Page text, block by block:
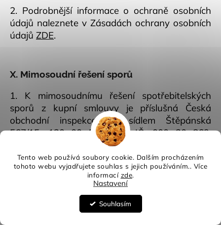
Tento web používá soubory cookie. Dalším procházením
tohoto webu vyjadřujete souhlas s jejich používáním.. Více
informací zde.
Nastavení
Souhlasím
2. Podrobnější informace o ochraně osobních
údajů naleznete v Zásadách ochrany osobních
údajů ZDE.
X. Mimosoudní řešení sporů
1. K mimosoudnímu řešení spotřebitelských
sporů z kupní smlouvy je příslušná Česká
obchodní inspekce, se sídlem Štěpánská
567/15, 120 00 Praha 2, IČ: 000 20 869,
internetová adresa: https://adr.coi.cz/cs.
Platformu pro řešení sporů on-line nacházející
se na internetové adrese
http://ec.europa.eu/consumers/odr je možné
využít při řešení sporů mezi prodávajícím a
kupujícím z kupní smlouvy.